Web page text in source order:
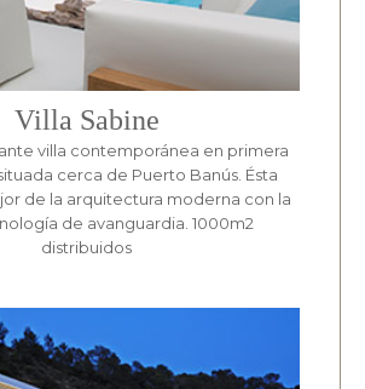
Villa Sabine
villa contemporánea en primera
cerca de Puerto Banús. Ésta
de la arquitectura moderna con la
de avanguardia. 1000m2
distribuidos